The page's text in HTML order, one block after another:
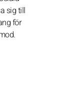
sig till
för